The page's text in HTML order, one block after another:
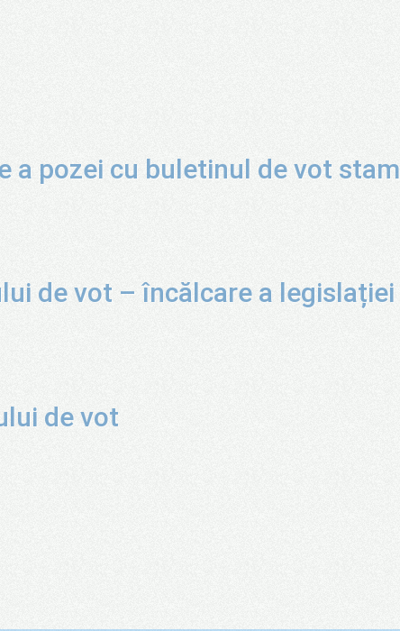
a pozei cu buletinul de vot
de vot – încălcare a
de vot